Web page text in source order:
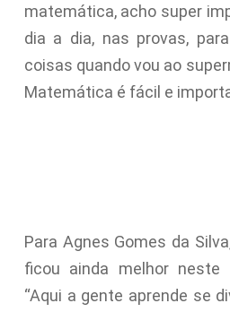
matemática, acho super
dia a dia, nas provas,
coisas quando vou ao
Matemática é fácil e
Para Agnes Gomes da
ficou ainda melhor
“Aqui a gente aprende se